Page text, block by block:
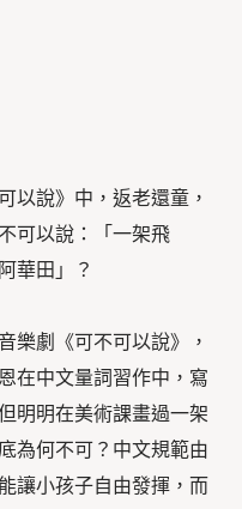
以說》中，返老還童，
可以說：「一架飛
華田」？
樂劇《可不可以說》，
在中文量詞習作中，寫
明明在美術課畫過一架
為何不可？中文規範由
讓小孩子自由發揮，而